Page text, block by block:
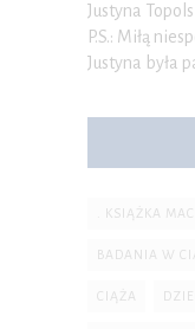
Justyna
P.S.: Miłą
Justyna była
. KSIĄŻKA
BADANIA W
CIĄŻA